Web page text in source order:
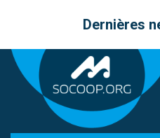
Dernières